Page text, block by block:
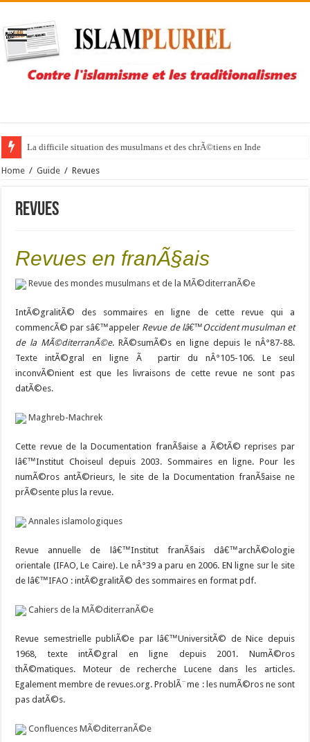
La difficile situation des musulmans et des chrÃ©tiens en Inde
Home / Guide / Revues
Revues
Revues en franÃ§ais
Revue des mondes musulmans et de la MÃ©diterranÃ©e
IntÃ©gralitÃ© des sommaires en ligne de cette revue qui a
commencÃ© par sâ€™appeler Revue de lâ€™Occident musulman et
de la MÃ©diterranÃ©e. RÃ©sumÃ©s en ligne depuis le nÂ°87-88.
Texte intÃ©gral en ligne Ã partir du nÂ°105-106. Le seul
inconvÃ©nient est que les livraisons de cette revue ne sont pas
datÃ©es.
Maghreb-Machrek
Cette revue de la Documentation franÃ§aise a Ã©tÃ© reprises par
lâ€™Institut Choiseul depuis 2003. Sommaires en ligne. Pour les
numÃ©ros antÃ©rieurs, le site de la Documentation franÃ§aise ne
prÃ©sente plus la revue.
Annales islamologiques
Revue annuelle de lâ€™Institut franÃ§ais dâ€™archÃ©ologie
orientale (IFAO, Le Caire). Le nÂ°39 a paru en 2006. EN ligne sur le site
de lâ€™IFAO : intÃ©gralitÃ© des sommaires en format pdf.
Cahiers de la MÃ©diterranÃ©e
Revue semestrielle publiÃ©e par lâ€™UniversitÃ© de Nice depuis
1968, texte intÃ©gral en ligne depuis 2001. NumÃ©ros
thÃ©matiques. Moteur de recherche Lucene dans les articles.
Egalement membre de revues.org. ProblÃ¨me : les numÃ©ros ne sont
pas datÃ©s.
Confluences MÃ©diterranÃ©e